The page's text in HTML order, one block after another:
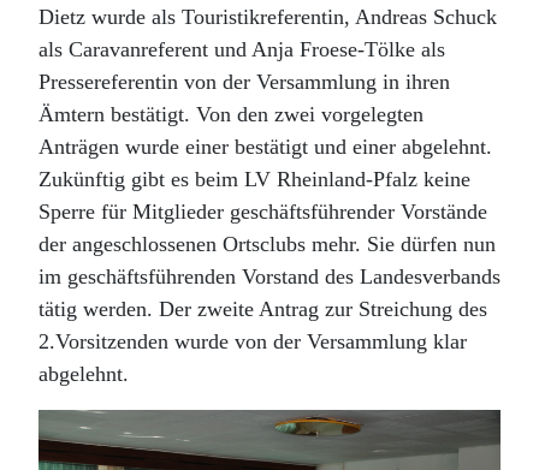
Dietz wurde als Touristikreferentin, Andreas Schuck
als Caravanreferent und Anja Froese-Tölke als
Pressereferentin von der Versammlung in ihren
Ämtern bestätigt. Von den zwei vorgelegten
Anträgen wurde einer bestätigt und einer abgelehnt.
Zukünftig gibt es beim LV Rheinland-Pfalz keine
Sperre für Mitglieder geschäftsführender Vorstände
der angeschlossenen Ortsclubs mehr. Sie dürfen nun
im geschäftsführenden Vorstand des Landesverbands
tätig werden. Der zweite Antrag zur Streichung des
2.Vorsitzenden wurde von der Versammlung klar
abgelehnt.